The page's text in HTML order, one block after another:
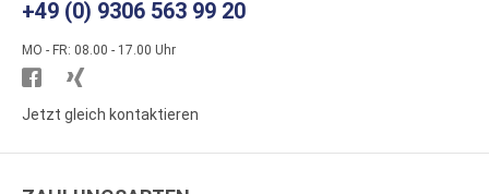
+49 (0) 9306 563 99 20
MO - FR: 08.00 - 17.00 Uhr
Besuchen
Sie
Sie
Jetzt gleich kontaktieren